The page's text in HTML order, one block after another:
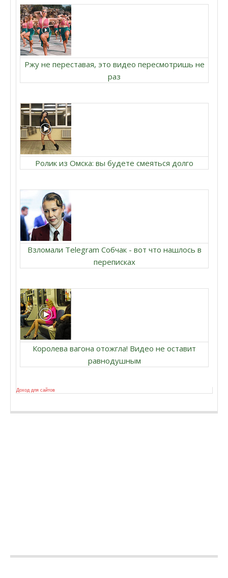
Ржу не переставая, это видео пересмотришь не
раз
Ролик из Омска: вы будете смеяться долго
Взломали Telegram Собчак - вот что нашлось в
переписках
Королева вагона отожгла! Видео не оставит
равнодушным
Доход для сайтов